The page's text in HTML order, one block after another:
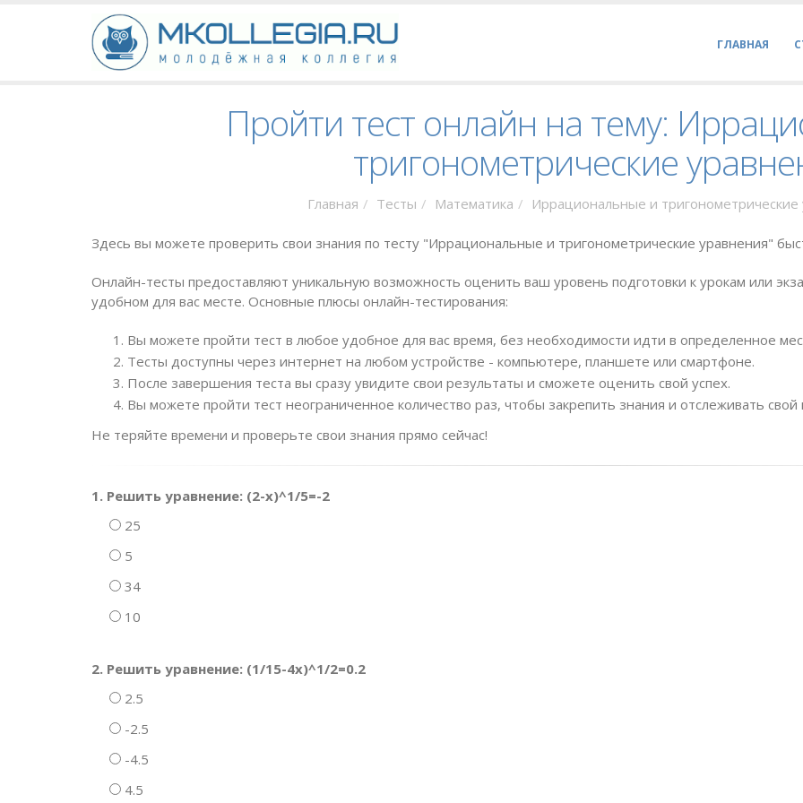
ГЛАВНАЯ
Пройти тест онлайн на тему:
тригонометрические
Главная Тесты Математика Иррациональные и тригонометрические
Здесь вы можете проверить свои знания по тесту "Иррациональные и тригонометрические уравнения"
Онлайн-тесты предоставляют уникальную возможность оценить ваш уровень подготовки к урокам или
удобном для вас месте. Основные плюсы онлайн-тестирования:
Вы можете пройти тест в любое удобное для вас время, без необходимости идти в определенное
Тесты доступны через интернет на любом устройстве - компьютере, планшете или смартфоне.
После завершения теста вы сразу увидите свои результаты и сможете оценить свой успех.
Вы можете пройти тест неограниченное количество раз, чтобы закрепить знания и отслеживать свой
Не теряйте времени и проверьте свои знания прямо сейчас!
1. Решить уравнение: (2-x)^1/5=-2
25
5
34
10
2. Решить уравнение: (1/15-4x)^1/2=0.2
2.5
-2.5
-4.5
4.5